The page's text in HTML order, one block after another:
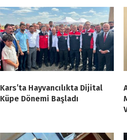
Kars’ta Hayvancılıkta Dijital
Küpe Dönemi Başladı